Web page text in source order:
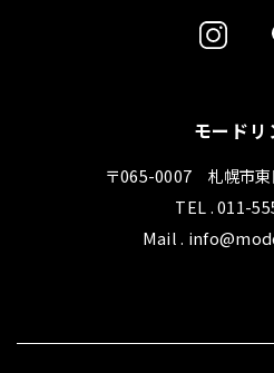
モードリ
〒065-0007 札幌市東
TEL . 011-
Mail .